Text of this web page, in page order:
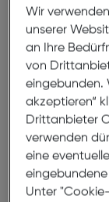
Dezentes,
bestmögliche
Eigenschaften
ihre niedrige
Fassung
Design mit
möchten.
Abmessungen
Wir
unserer
an Ihre
von
eingebunden.
akzeptieren“
Drittanbieter
verwenden
eine
eingebundene
Unter